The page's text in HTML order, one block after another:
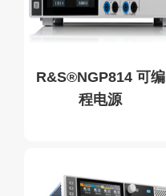
R&S®NGP814 可编
程电源